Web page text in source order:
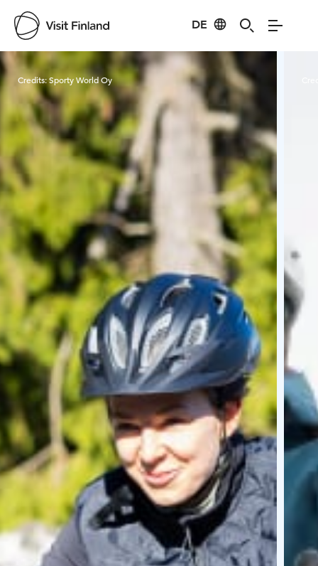
DE
Visit Finland
Credits:Sporty World Oy